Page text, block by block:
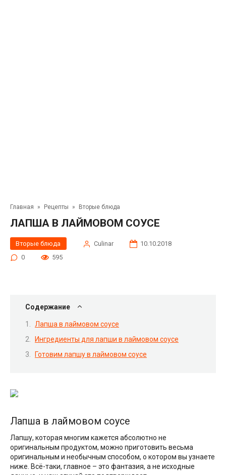
Главная » Рецепты » Вторые блюда
ЛАПША В ЛАЙМОВОМ СОУСЕ
Вторые блюда Сulinar
10.10.2018
0
595
Содержание
Лапша в лаймовом соусе
Ингредиенты для лапши в лаймовом соусе
Готовим лапшу в лаймовом соусе
Лапша в лаймовом соусе
Лапшу, которая многим кажется абсолютно не
оригинальным продуктом, можно приготовить весьма
оригинальным и необычным способом, о котором вы узнаете
ниже. Всё-таки, главное – это фантазия, а не исходные